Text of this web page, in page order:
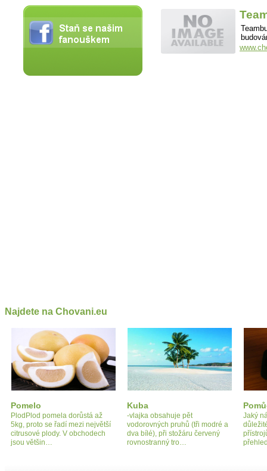
Najdete na Chovani.eu
Pomelo
PlodPlod pomela dorůstá až
5kg, proto se řadí mezi největší
citrusové plody. V obchodech
jsou většin…
Kuba
-vlajka obsahuje pět
vodorovných pruhů (tři modré a
dva bílé), při stožáru červený
rovnostranný tro…
Jaký